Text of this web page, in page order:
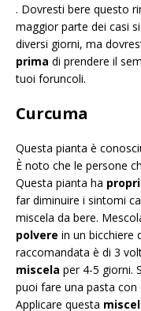
. Dovresti bere questo
maggior parte dei casi
diversi giorni, ma
prima di prendere il
tuoi foruncoli.
Curcuma
Questa pianta è
È noto che le persone
Questa pianta ha
far diminuire i sintomi
miscela da bere.
polvere in un bicchiere
raccomandata è di 3
miscela per 4-5 giorni.
puoi fare una pasta con
Applicare questa